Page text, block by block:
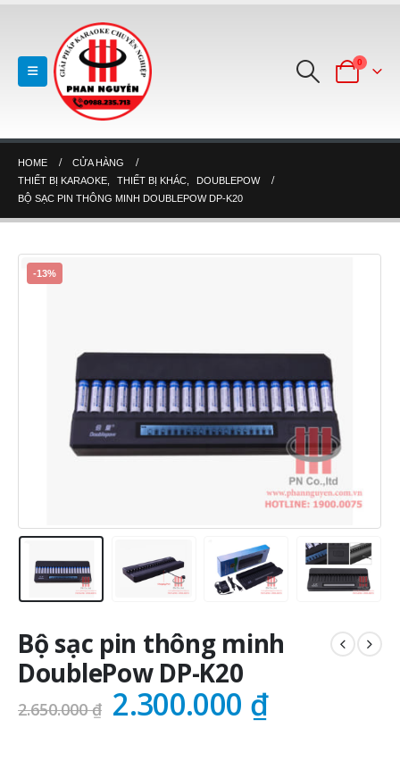
0
HOME
CỬA HÀNG
THIẾT BỊ KARAOKE
THIẾT BỊ KHÁC
DOUBLEPOW
BỘ SẠC PIN THÔNG MINH DOUBLEPOW DP-K20
-13%
Bộ sạc pin thông minh
DoublePow DP-K20
2.650.000₫ Giá
2.300.000 ₫Giá
hiện